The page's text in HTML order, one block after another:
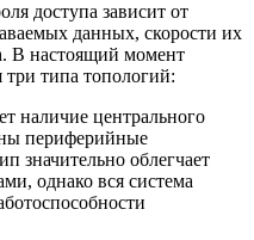
доступа зависит от
данных, скорости их
В настоящий момент
типа топологий:
наличие центрального
периферийные
значительно облегчает
однако вся система